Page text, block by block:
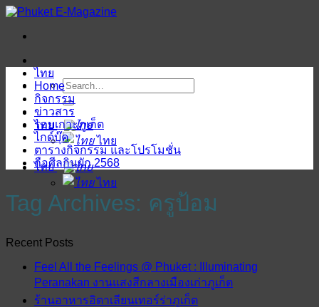
ข้าม
เนื้อหา
ไทย
ไทย
ไทย
ไทย
ไทย
Home
กิจกรรม
ข่าวสาร
รอบเกาะภูเก็ต
ไกด์บุ๊ค
ตารางกิจกรรม และโปรโมชั่น
ถือศีลกินผัก 2568
Tag Archives: ครูป้อม
Recent Posts
Feel All the Feelings @ Phuket : Illuminating
Peranakan งานแสงสีกลางเมืองเก่าภูเก็ต
ร้านอาหารอิตาเลียนเทอร์ร่าภูเก็ต